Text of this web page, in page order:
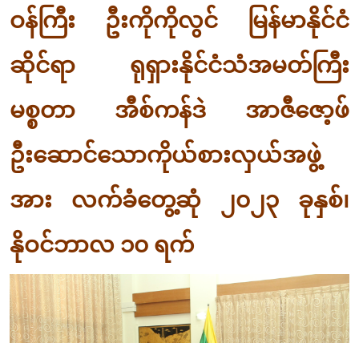
ဝန်ကြီး ဦးကိုကိုလွင် မြန်မာနိုင်ငံ
ဆိုင်ရာ ရုရှားနိုင်ငံသံအမတ်ကြီး
မစ္စတာ အီစ်ကန်ဒဲ အာဇီဇော့ဖ်
ဦးဆောင်သောကိုယ်စားလှယ်အဖွဲ့
အား လက်ခံတွေ့ဆုံ ၂၀၂၃ ခုနှစ်၊
နိုဝင်ဘာလ ၁၀ ရက်